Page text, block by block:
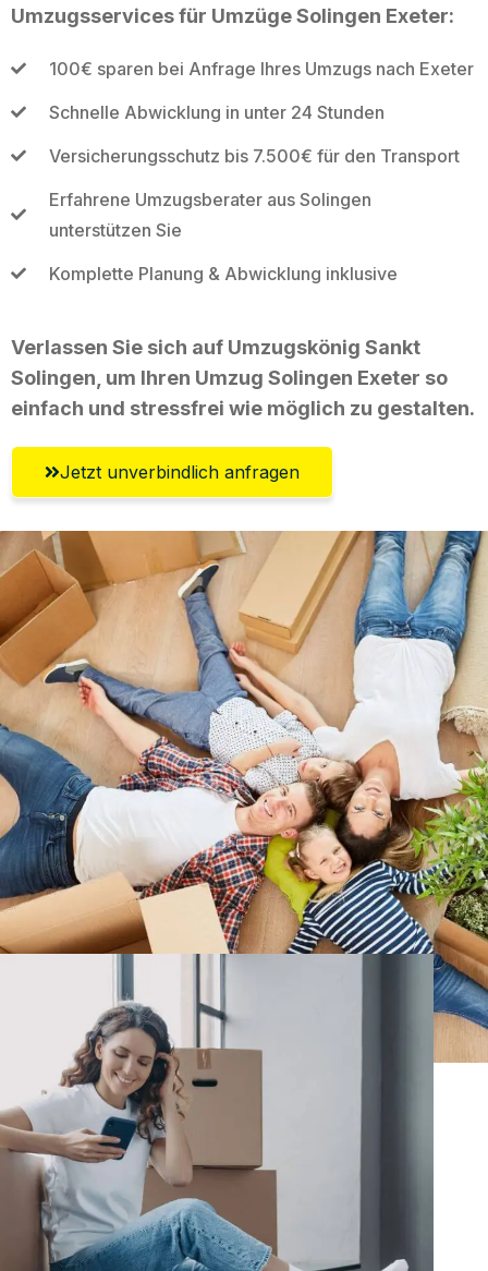
Umzugsservices für Umzüge Solingen Exeter:
100€ sparen bei Anfrage Ihres Umzugs nach Exeter
Schnelle Abwicklung in unter 24 Stunden
Versicherungsschutz bis 7.500€ für den Transport
Erfahrene Umzugsberater aus Solingen
unterstützen Sie
Komplette Planung & Abwicklung inklusive
Verlassen Sie sich auf Umzugskönig Sankt
Solingen, um Ihren Umzug Solingen Exeter so
einfach und stressfrei wie möglich zu gestalten.
Jetzt unverbindlich anfragen